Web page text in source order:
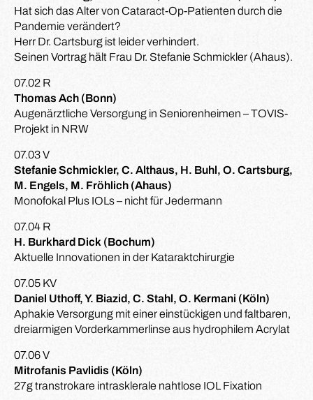
Hat sich das Alter von Cataract-Op-Patienten durch die
Pandemie verändert?
Herr Dr. Cartsburg ist leider verhindert.
Seinen Vortrag hält Frau Dr. Stefanie Schmickler (Ahaus).
07.02 R
Thomas Ach (Bonn)
Augenärztliche Versorgung in Seniorenheimen – TOVIS-
Projekt in NRW
07.03 V
Stefanie Schmickler, C. Althaus, H. Buhl, O. Cartsburg,
M. Engels, M. Fröhlich (Ahaus)
Monofokal Plus IOLs – nicht für Jedermann
07.04 R
H. Burkhard Dick (Bochum)
Aktuelle Innovationen in der Kataraktchirurgie
07.05 KV
Daniel Uthoff, Y. Biazid, C. Stahl, O. Kermani (Köln)
Aphakie Versorgung mit einer einstückigen und faltbaren,
dreiarmigen Vorderkammerlinse aus hydrophilem Acrylat
07.06 V
Mitrofanis Pavlidis (Köln)
27g transtrokare intrasklerale nahtlose IOL Fixation